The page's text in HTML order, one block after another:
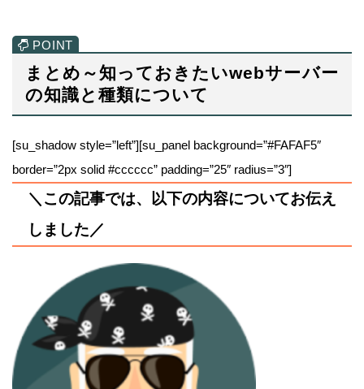
まとめ～知っておきたいwebサーバー
の知識と種類について
[su_shadow style=”left”][su_panel background=”#FAFAF5″
border=”2px solid #cccccc” padding=”25″ radius=”3″]
＼この記事では、以下の内容についてお伝え
しました／